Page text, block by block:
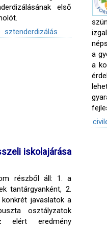
első
sztenderdizálás
a
a
iskolajárása
részből áll: 1. a
tantárgyanként, 2.
javaslatok a
osztályzatok
elért eredmény